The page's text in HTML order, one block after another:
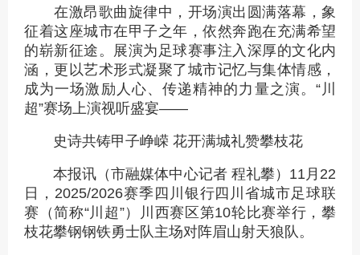
在激昂歌曲旋律中，开场演出圆满落幕，象
征着这座城市在甲子之年，依然奔跑在充满希望
的崭新征途。展演为足球赛事注入深厚的文化内
涵，更以艺术形式凝聚了城市记忆与集体情感，
成为一场激励人心、传递精神的力量之演。“川
超”赛场上演视听盛宴——
史诗共铸甲子峥嵘 花开满城礼赞攀枝花
本报讯（市融媒体中心记者 程礼攀）11月22
日，2025/2026赛季四川银行四川省城市足球联
赛（简称“川超”）川西赛区第10轮比赛举行，攀
枝花攀钢钢铁勇士队主场对阵眉山射天狼队。